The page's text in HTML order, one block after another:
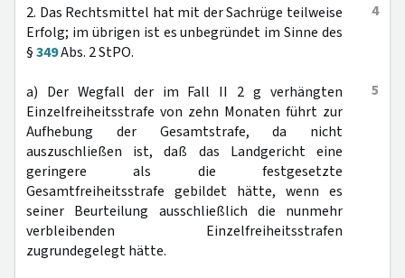
4
2. Das Rechtsmittel hat mit der Sachrüge teilweise
Erfolg; im übrigen ist es unbegründet im Sinne des
§349Abs. 2 StPO.
5
a) Der Wegfall der im Fall II 2 g verhängten
Einzelfreiheitsstrafe von zehn Monaten führt zur
Aufhebung der Gesamtstrafe, da nicht
auszuschließen ist, daß das Landgericht eine
geringere als die festgesetzte
Gesamtfreiheitsstrafe gebildet hätte, wenn es
seiner Beurteilung ausschließlich die nunmehr
verbleibenden Einzelfreiheitsstrafen
zugrundegelegt hätte.